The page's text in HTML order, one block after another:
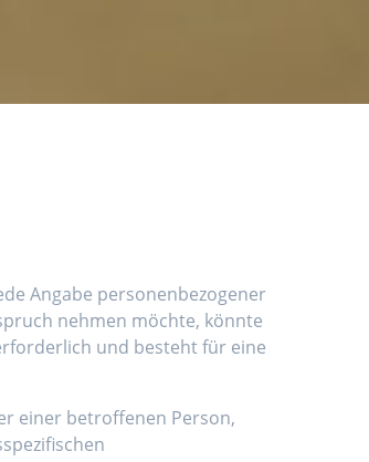
Angabe personenbezogener
nehmen möchte, könnte
und besteht für eine
einer betroffenen Person,